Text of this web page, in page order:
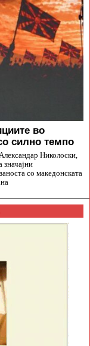
во
силно темпо
Николоски,
значајни
со македонската